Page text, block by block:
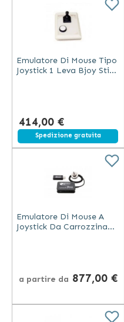
Emulatore Di Mouse Tipo
Joystick 1 Leva Bjoy Stick
414,00 €
Spedizione gratuita
Emulatore Di Mouse A
Joystick Da Carrozzina
a partire da 877,00 €